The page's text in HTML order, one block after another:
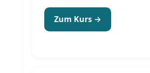
Zum Kurs →